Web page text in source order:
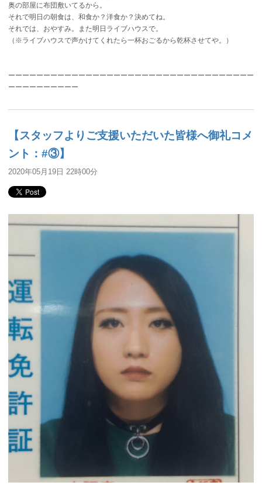
奥の部屋に布団敷いてるから。
それで明日の朝食は、和食か？洋食か？決めてね。
それでは、おやすみ。また明日ライブハウスで。
（※ライブハウスで声かけてくれたら一杯おごるから乾杯させてや。）
ーーーーーーーーーーーーーーーーーーーーーーーーーーーーーーーーーーー
ーーーーーーーーーー
【スタッフよりご支援いただいた皆様へ御礼コメ
ント：#③】
2020年05月19日 22時00分